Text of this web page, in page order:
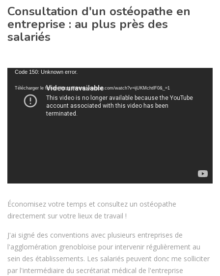
Consultation d'un ostéopathe en
entreprise : au plus près des
salariés
Lecteur
vidéo
Code 150: Unknown error.
Télécharger le fichier: https://www.youtube.com/watch?v=ijUKMchtlF0&_=1
Économisez votre temps et consultez un ostéopathe
directement sur votre lieux de travail !
J'ai signé des conventions avec plusieurs entreprises de
l'agglomération grenobloise pour intervenir régulièrement au
sein des établissements. Les salariés peuvent donc me solliciter
par l'intermédiaire du secrétariat médical de l'entreprise